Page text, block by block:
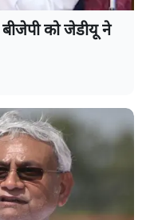
बीजेपी को जेडीयू ने